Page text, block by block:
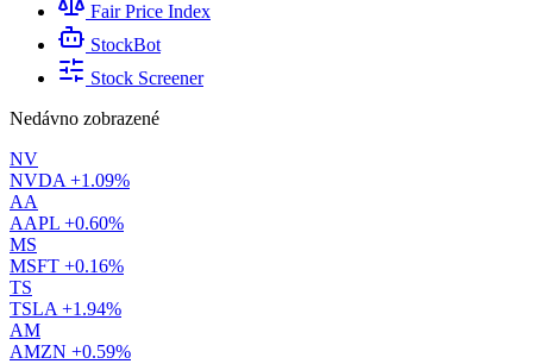
Fair Price Index
StockBot
Stock Screener
Nedávno zobrazené
NV
NVDA +1.09%
AA
AAPL +0.60%
MS
MSFT +0.16%
TS
TSLA +1.94%
AM
AMZN +0.59%